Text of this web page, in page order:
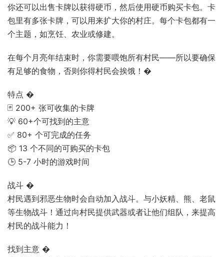
你还可以出售卡牌以获得硬币，然后使用硬币购买卡包。卡
包里有多张卡牌，可以用来扩大你的村庄。每个卡包都有一
个主题，如烹饪、农业或修建。
在每个月亮年结束时，你需要喂饱所有村民——所以要确保
有足够的食物，否则你得村民会挨饿！�
特点 �
🃏 200+ 张可收集的卡牌
💡 60+个可找到的主意
✅ 80+ 个可完成的任务
📦 13 个不同的可购买的卡包
🕒 5-7 小时的游戏时间
战斗 �
村民遇到邪恶生物时会自动加入战斗。与小妖精、熊、老鼠
等生物战斗！通过向村民提供武器或者让他们组队，来提高
村民的战斗能力！
找到主意 �